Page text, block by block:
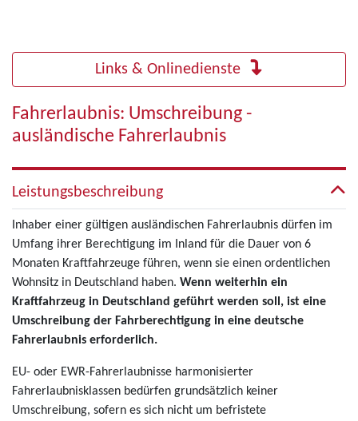
Links & Onlinedienste
Fahrerlaubnis: Umschreibung -
ausländische Fahrerlaubnis
Leistungsbeschreibung
Inhaber einer gültigen ausländischen Fahrerlaubnis dürfen im
Umfang ihrer Berechtigung im Inland für die Dauer von 6
Monaten Kraftfahrzeuge führen, wenn sie einen ordentlichen
Wohnsitz in Deutschland haben. Wenn weiterhin ein
Kraftfahrzeug in Deutschland geführt werden soll, ist eine
Umschreibung der Fahrberechtigung in eine deutsche
Fahrerlaubnis erforderlich.
EU- oder EWR-Fahrerlaubnisse harmonisierter
Fahrerlaubnisklassen bedürfen grundsätzlich keiner
Umschreibung, sofern es sich nicht um befristete